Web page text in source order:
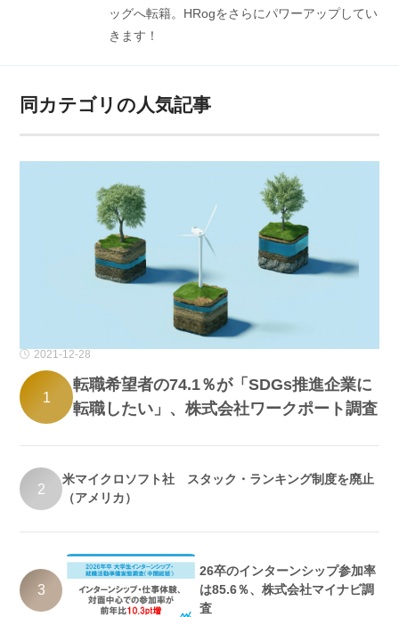
ッグへ転籍。HRogをさらにパワーアップしてい
きます！
同カテゴリの人気記事
2021-12-28
1
転職希望者の74.1％が「SDGs推進企業に
転職したい」、株式会社ワークポート調査
2
米マイクロソフト社 スタック・ランキング制度を廃止
（アメリカ）
3
26卒のインターンシップ参加率
は85.6％、株式会社マイナビ調
査